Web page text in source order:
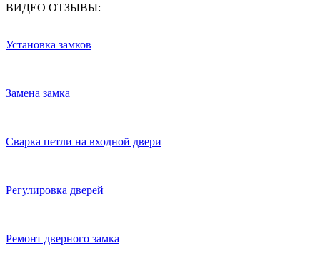
ВИДЕО ОТЗЫВЫ:
Установка замков
Замена замка
Сварка петли на входной двери
Регулировка дверей
Ремонт дверного замка